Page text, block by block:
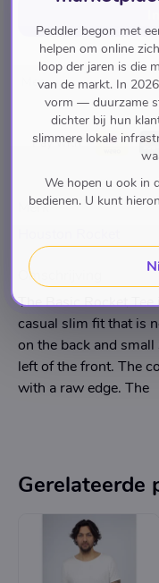
Men
Pay with
Merk
Omschrijving
The Basic Rocket
casual slim fit that is
on the back and
left of the front. The
with a raw edge. The
Gerelateerde
Peddler begon met
helpen om online
loop der jaren is die
van de markt. In
vorm — duurzame
dichter bij hun
slimmere lokale
We hopen u ook in
bedienen. U kunt